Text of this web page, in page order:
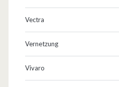
Vectra
Vernetzung
Vivaro